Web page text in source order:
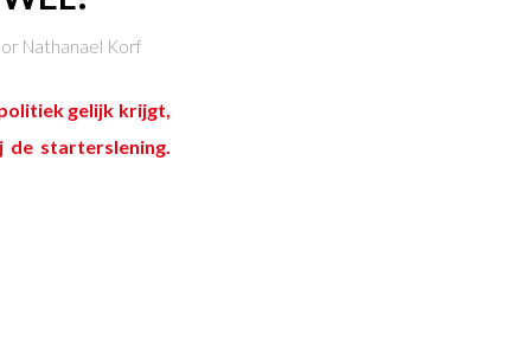
Nathanael Korf
gelijk krijgt,
de starterslening.